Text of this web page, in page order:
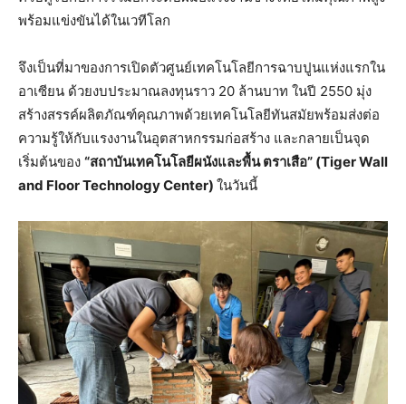
พร้อมแข่งขันได้ในเวทีโลก
จึงเป็นที่มาของการเปิดตัวศูนย์เทคโนโลยีการฉาบปูนแห่งแรกใน
อาเซียน ด้วยงบประมาณลงทุนราว 20 ล้านบาท ในปี 2550 มุ่ง
สร้างสรรค์ผลิตภัณฑ์คุณภาพด้วยเทคโนโลยีทันสมัยพร้อมส่งต่อ
ความรู้ให้กับแรงงานในอุตสาหกรรมก่อสร้าง และกลายเป็นจุด
เริ่มต้นของ “สถาบันเทคโนโลยีผนังและพื้น ตราเสือ” (Tiger Wall
and Floor Technology Center) ในวันนี้